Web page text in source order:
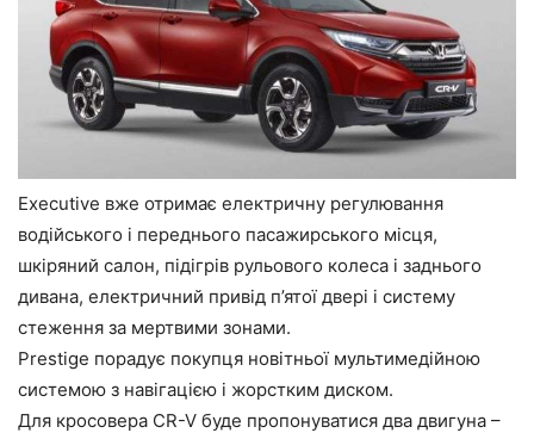
Executive вже отримає електричну регулювання
водійського і переднього пасажирського місця,
шкіряний салон, підігрів рульового колеса і заднього
дивана, електричний привід п’ятої двері і систему
стеження за мертвими зонами.
Prestige порадує покупця новітньої мультимедійною
системою з навігацією і жорстким диском.
Для кросовера CR-V буде пропонуватися два двигуна –